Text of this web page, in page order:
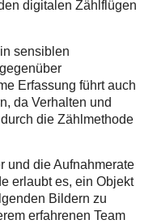
digitalen Zählflügen
sensiblen
Erfassung führt auch
da Verhalten und
die Zählmethode
und die Aufnahmerate
erlaubt es, ein Objekt
Bildern zu
erfahrenen Team